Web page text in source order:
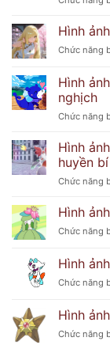
Hình
Chức năng
Hình
nghịch
Chức năng
Hình
huyền bí
Chức năng
Hình
Chức năng
Hình
Chức năng
Hình
Chức năng